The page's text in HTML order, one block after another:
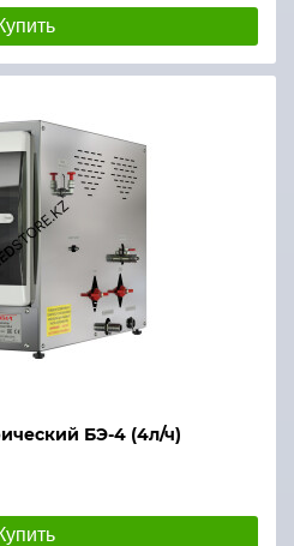
БЭ-4 (4л/ч)